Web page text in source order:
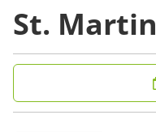
St. Martin